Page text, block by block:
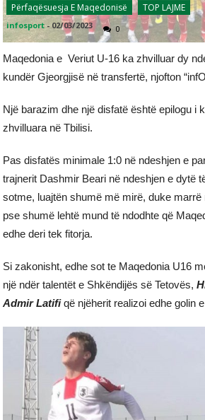
Përfaqësuesja E Maqedonisë
TOP LAJME
infosport - 02/03/2023 0
Maqedonia e Veriut U-16 ka zhvilluar dy
kundër Gjeorgjisë në transfertë, njofton
Një barazim dhe një disfatë është epilogu i
zhvilluara në Tbilisi.
Pas disfatës minimale 1:0 në ndeshjen e
trajnerit Dashmir Beari në ndeshjen e dytë
sotme, luajtën shumë më mirë, duke marrë
pse shumë lehtë mund të ndodhte që
edhe deri tek fitorja.
Si zakonisht, edhe sot te Maqedonia U16
një ndër talentët e Shkëndijës së Tetovës,
Admir Latifi që njëherit realizoi edhe golin